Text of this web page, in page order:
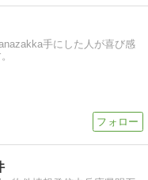
手にした人が喜び感